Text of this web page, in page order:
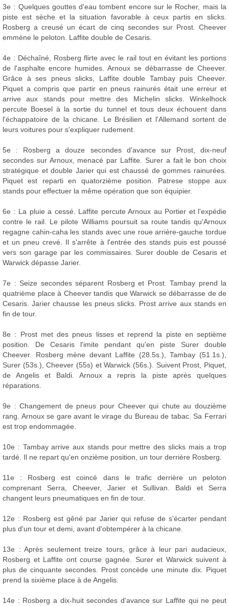
3e : Quelques gouttes d'eau tombent encore sur le Rocher, mais la
piste est sèche et la situation favorable à ceux partis en slicks.
Rosberg a creusé un écart de cinq secondes sur Prost. Cheever
emmène le peloton. Laffite double de Cesaris.
4e : Déchaîné, Rosberg flirte avec le rail tout en évitant les portions
de l'asphalte encore humides. Arnoux se débarrasse de Cheever.
Grâce à ses pneus slicks, Laffite double Tambay puis Cheever.
Piquet a compris que partir en pneus rainurés était une erreur et
arrive aux stands pour mettre des Michelin slicks. Winkelhock
percute Boesel à la sortie du tunnel et tous deux échouent dans
l'échappatoire de la chicane. Le Brésilien et l'Allemand sortent de
leurs voitures pour s'expliquer rudement.
5e : Rosberg a douze secondes d'avance sur Prost, dix-neuf
secondes sur Arnoux, menacé par Laffite. Surer a fait le bon choix
stratégique et double Jarier qui est chaussé de gommes rainurées.
Piquet est reparti en quatorzième position. Patrese stoppe aux
stands pour effectuer la même opération que son équipier.
6e : La pluie a cessé. Laffite percute Arnoux au Portier et l'expédie
contre le rail. Le pilote Williams poursuit sa route tandis qu'Arnoux
regagne cahin-caha les stands avec une roue arrière-gauche tordue
et un pneu crevé. Il s'arrête à l'entrée des stands puis est poussé
vers son garage par les commissaires. Surer double de Cesaris et
Warwick dépasse Jarier.
7e : Seize secondes séparent Rosberg et Prost. Tambay prend la
quatrième place à Cheever tandis que Warwick se débarrasse de de
Cesaris. Jarier chausse les pneus slicks. Prost arrive aux stands en
fin de tour.
8e : Prost met des pneus lisses et reprend la piste en septième
position. De Cesaris l'imite pendant qu'en piste Surer double
Cheever. Rosberg mène devant Laffite (28.5s.), Tambay (51.1s.),
Surer (53s.), Cheever (55s) et Warwick (56s.). Suivent Prost, Piquet,
de Angelis et Baldi. Arnoux a repris la piste après quelques
réparations.
9e : Changement de pneus pour Cheever qui chute au douzième
rang. Arnoux se gare avant le virage du Bureau de tabac. Sa Ferrari
est trop endommagée.
10e : Tambay arrive aux stands pour mettre des slicks mais a trop
tardé. Il ne repart qu'en onzième position, un tour derrière Rosberg.
11e : Rosberg est coincé dans le trafic derrière un peloton
comprenant Serra, Cheever, Jarier et Sullivan. Baldi et Serra
changent leurs pneumatiques en fin de tour.
12e : Rosberg est gêné par Jarier qui refuse de s'écarter pendant
plus d'un tour et demi, avant d'obtempérer à la chicane.
13e : Après seulement treize tours, grâce à leur pari audacieux,
Rosberg et Laffite ont course gagnée. Surer et Warwick suivent à
plus de cinquante secondes. Prost concède une minute dix. Piquet
prend la sixième place à de Angelis.
14e : Rosberg a dix-huit secondes d'avance sur Laffite qui ne peut